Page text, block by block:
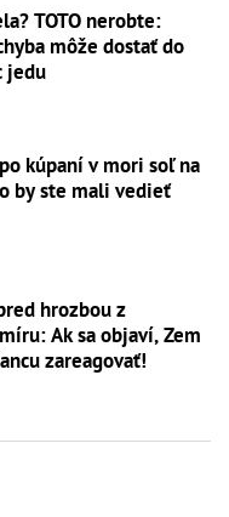
TOTO nerobte:
môže dostať do
jedu
kúpaní v mori soľ na
by ste mali vedieť
hrozbou z
Ak sa objaví, Zem
zareagovať!